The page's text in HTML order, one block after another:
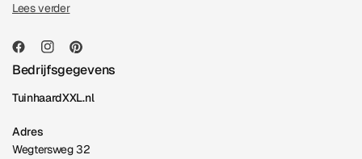
Lees verder
Bedrijfsgegevens
TuinhaardXXL.nl
Adres
Wegtersweg 32